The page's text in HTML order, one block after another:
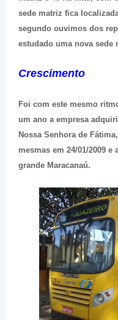
sede matriz fica
segundo ouvimos dos
estudado uma nova sede
Crescimento
Foi com este mesmo
um ano a empresa
Nossa Senhora de
mesmas em 24/01/2009
grande Maracanaú.